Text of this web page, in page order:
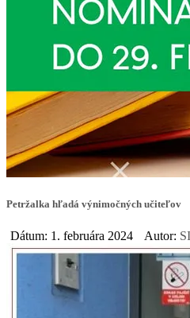
Petržalka hľadá výnimočných učiteľov
Dátum: 1. februára 2024 Autor: